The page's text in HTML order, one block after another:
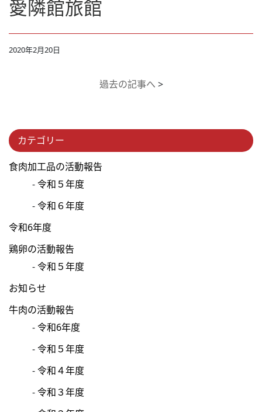
愛隣館旅館
2020年2月20日
過去の記事へ >
カテゴリー
食肉加工品の活動報告
令和５年度
令和６年度
令和6年度
鶏卵の活動報告
令和５年度
お知らせ
牛肉の活動報告
令和6年度
令和５年度
令和４年度
令和３年度